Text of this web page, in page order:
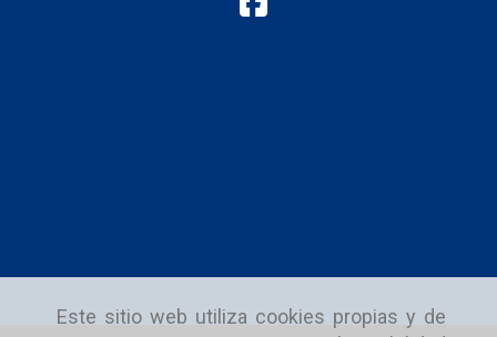
Este sitio web utiliza cookies propias y de